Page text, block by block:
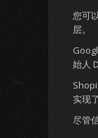
您可
层。
始人
实现
尽管